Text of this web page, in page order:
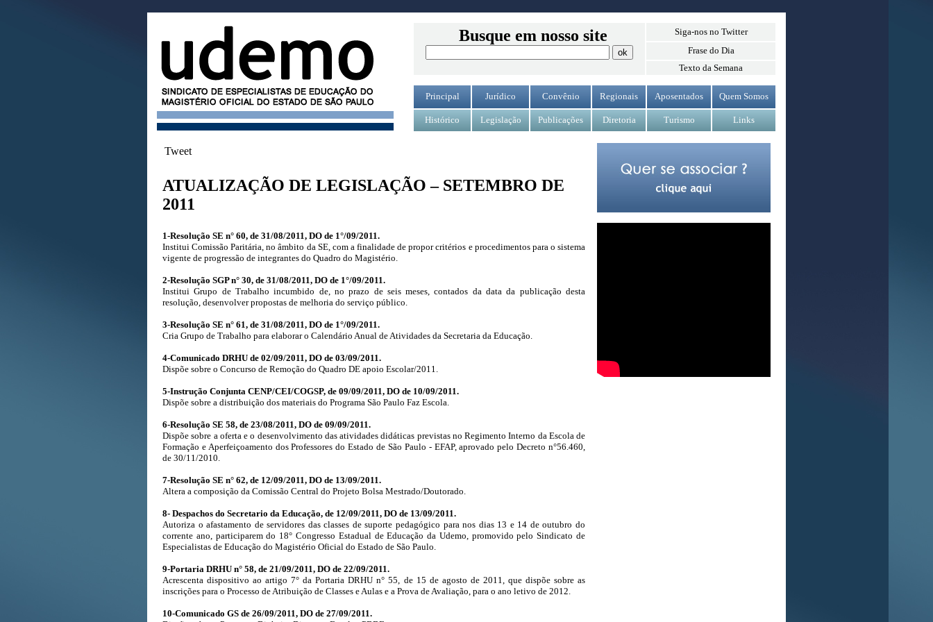
Busque em nosso site
Siga-nos no Twitter
Frase do Dia
Texto da Semana
Principal Jurídico Convênio Regionais Aposentados Quem Somos
Histórico Legislação Publicações Diretoria Turismo Links
Tweet
ATUALIZAÇÃO DE LEGISLAÇÃO – SETEMBRO DE
2011
1-Resolução SE n° 60, de 31/08/2011, DO de 1°/09/2011.
Institui Comissão Paritária, no âmbito da SE, com a finalidade de propor critérios e procedimentos para o sistema
vigente de progressão de integrantes do Quadro do Magistério.
2-Resolução SGP n° 30, de 31/08/2011, DO de 1°/09/2011.
Institui Grupo de Trabalho incumbido de, no prazo de seis meses, contados da data da publicação desta
resolução, desenvolver propostas de melhoria do serviço público.
3-Resolução SE n° 61, de 31/08/2011, DO de 1°/09/2011.
Cria Grupo de Trabalho para elaborar o Calendário Anual de Atividades da Secretaria da Educação.
4-Comunicado DRHU de 02/09/2011, DO de 03/09/2011.
Dispõe sobre o Concurso de Remoção do Quadro DE apoio Escolar/2011.
5-Instrução Conjunta CENP/CEI/COGSP, de 09/09/2011, DO de 10/09/2011.
Dispõe sobre a distribuição dos materiais do Programa São Paulo Faz Escola.
6-Resolução SE 58, de 23/08/2011, DO de 09/09/2011.
Dispõe sobre a oferta e o desenvolvimento das atividades didáticas previstas no Regimento Interno da Escola de
Formação e Aperfeiçoamento dos Professores do Estado de São Paulo - EFAP, aprovado pelo Decreto n°56.460,
de 30/11/2010.
7-Resolução SE n° 62, de 12/09/2011, DO de 13/09/2011.
Altera a composição da Comissão Central do Projeto Bolsa Mestrado/Doutorado.
8- Despachos do Secretario da Educação, de 12/09/2011, DO de 13/09/2011.
Autoriza o afastamento de servidores das classes de suporte pedagógico para nos dias 13 e 14 de outubro do
corrente ano, participarem do 18° Congresso Estadual de Educação da Udemo, promovido pelo Sindicato de
Especialistas de Educação do Magistério Oficial do Estado de São Paulo.
9-Portaria DRHU n° 58, de 21/09/2011, DO de 22/09/2011.
Acrescenta dispositivo ao artigo 7° da Portaria DRHU n° 55, de 15 de agosto de 2011, que dispõe sobre as
inscrições para o Processo de Atribuição de Classes e Aulas e a Prova de Avaliação, para o ano letivo de 2012.
10-Comunicado GS de 26/09/2011, DO de 27/09/2011.